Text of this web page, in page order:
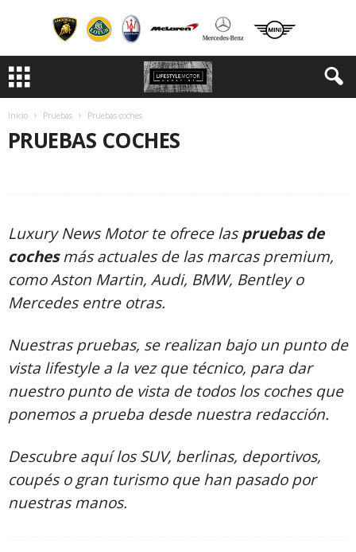
Inicio Pruebas Pruebas coches
PRUEBAS COCHES
Luxury News Motor te ofrece laspruebas de
cochesmás actuales de las marcas premium,
como Aston Martin, Audi, BMW, Bentley o
Mercedes entre otras.
Nuestras pruebas, se realizan bajo un punto de
vista lifestyle a la vez que técnico, para dar
nuestro punto de vista de todos los coches que
ponemos a prueba desde nuestra redacción.
Descubre aquí los SUV, berlinas, deportivos,
coupés o gran turismo que han pasado por
nuestras manos.